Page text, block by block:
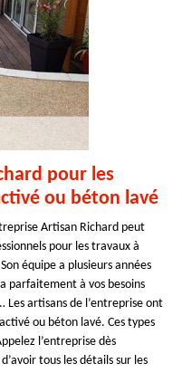
pour les
ou béton lavé
Artisan Richard peut
pour les travaux à
équipe a plusieurs années
parfaitement à vos besoins
artisans de l’entreprise ont
ou béton lavé. Ces types
l’entreprise dès
tous les détails sur les